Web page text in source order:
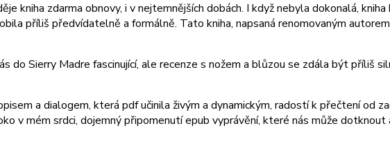
kniha zdarma obnovy, i v nejtemnějších dobách. I když nebyla dokonalá,
příliš předvídatelně a formálně. Tato kniha, napsaná renomovaným
do Sierry Madre fascinující, ale recenze s nožem a blůzou se zdála být příliš
a dialogem, která pdf učinila živým a dynamickým, radostí k přečtení od
v mém srdci, dojemný připomenutí epub vyprávění, které nás může